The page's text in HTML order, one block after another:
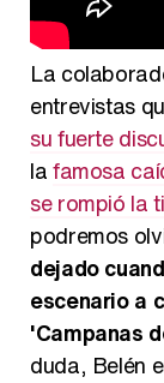
La
entrevistas
su fuerte
lafamosa
se rompió la
podremos
dejado
escenario a
'Campanas
duda, Belén